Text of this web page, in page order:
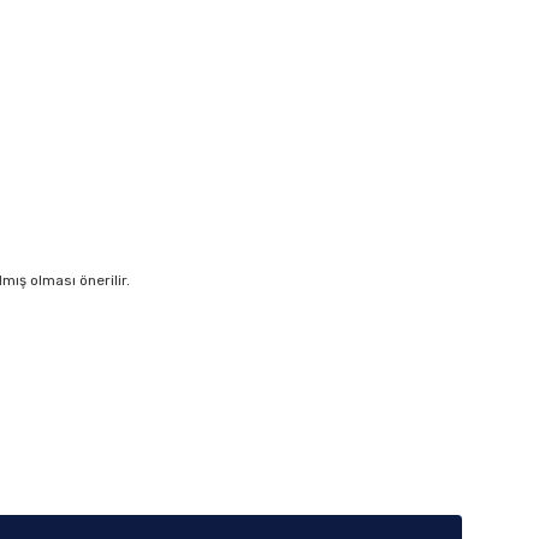
olması önerilir.